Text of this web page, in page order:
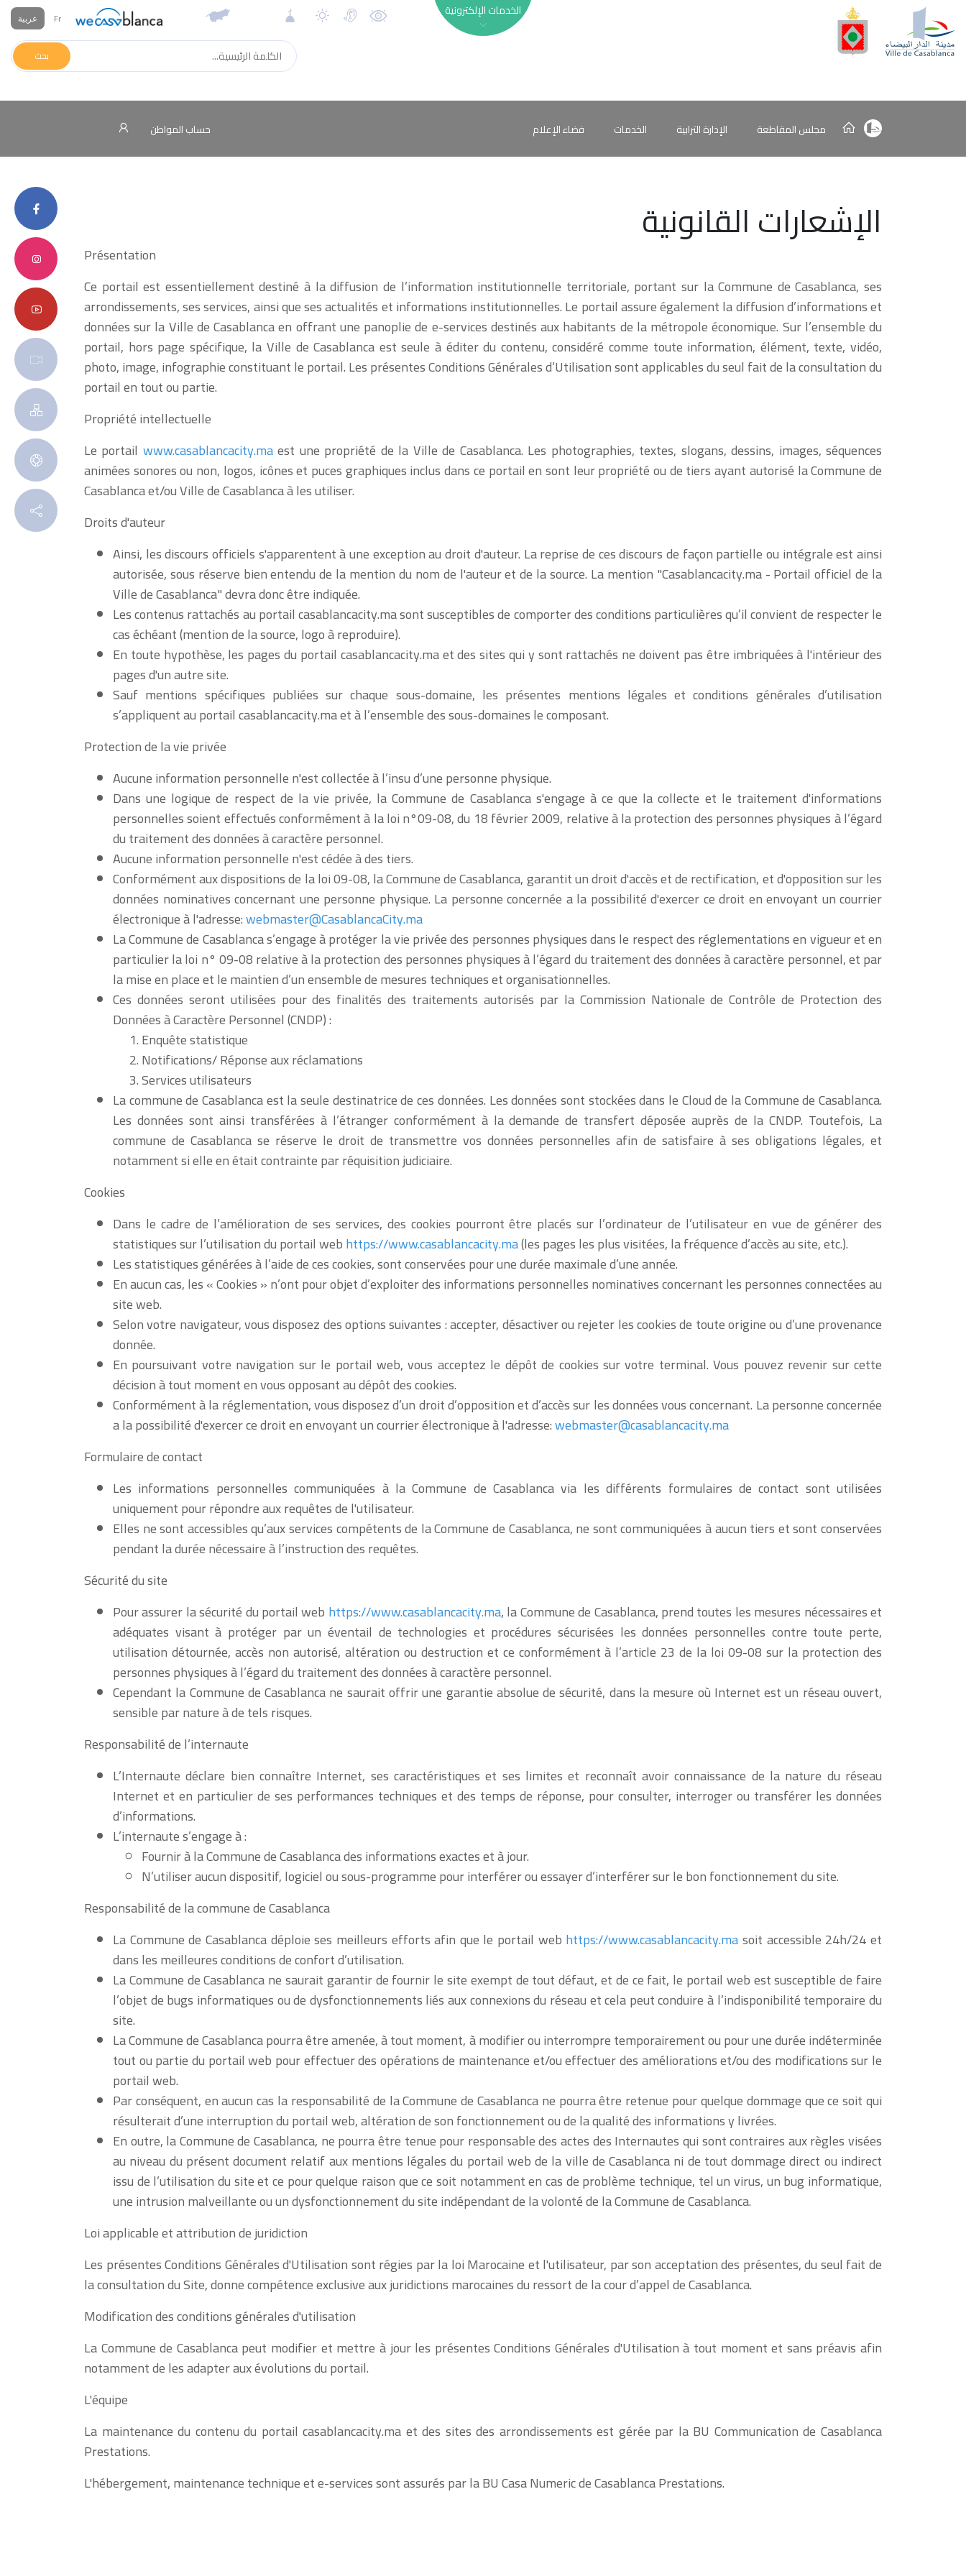
الخدمات الإلكترونية Fr عربية
بحث
مجلس المقاطعة الإدارة الترابية الخدمات فضاء الإعلام حساب المواطن
الإشعارات القانونية
Présentation
Ce portail est essentiellement destiné à la diffusion de l’information institutionnelle territoriale, portant sur la Commune de Casablanca, ses
arrondissements, ses services, ainsi que ses actualités et informations institutionnelles. Le portail assure également la diffusion d’informations et
données sur la Ville de Casablanca en offrant une panoplie de e-services destinés aux habitants de la métropole économique. Sur l’ensemble du
portail, hors page spécifique, la Ville de Casablanca est seule à éditer du contenu, considéré comme toute information, élément, texte, vidéo,
photo, image, infographie constituant le portail. Les présentes Conditions Générales d’Utilisation sont applicables du seul fait de la consultation du
portail en tout ou partie.
Propriété intellectuelle
Le portail www.casablancacity.maest une propriété de la Ville de Casablanca. Les photographies, textes, slogans, dessins, images, séquences
animées sonores ou non, logos, icônes et puces graphiques inclus dans ce portail en sont leur propriété ou de tiers ayant autorisé la Commune de
Casablanca et/ou Ville de Casablanca à les utiliser.
Droits d'auteur
Ainsi, les discours officiels s'apparentent à une exception au droit d'auteur. La reprise de ces discours de façon partielle ou intégrale est ainsi
autorisée, sous réserve bien entendu de la mention du nom de l'auteur et de la source. La mention "Casablancacity.ma - Portail officiel de la
Ville de Casablanca" devra donc être indiquée.
Les contenus rattachés au portail casablancacity.ma sont susceptibles de comporter des conditions particulières qu’il convient de respecter le
cas échéant (mention de la source, logo à reproduire).
En toute hypothèse, les pages du portail casablancacity.ma et des sites qui y sont rattachés ne doivent pas être imbriquées à l'intérieur des
pages d'un autre site.
Sauf mentions spécifiques publiées sur chaque sous-domaine, les présentes mentions légales et conditions générales d’utilisation
s’appliquent au portail casablancacity.ma et à l’ensemble des sous-domaines le composant.
Protection de la vie privée
Aucune information personnelle n'est collectée à l’insu d’une personne physique.
Dans une logique de respect de la vie privée, la Commune de Casablanca s'engage à ce que la collecte et le traitement d'informations
personnelles soient effectués conformément à la loi n°09-08, du 18 février 2009, relative à la protection des personnes physiques à l’égard
du traitement des données à caractère personnel.
Aucune information personnelle n'est cédée à des tiers.
Conformément aux dispositions de la loi 09-08, la Commune de Casablanca, garantit un droit d'accès et de rectification, et d'opposition sur les
données nominatives concernant une personne physique. La personne concernée a la possibilité d'exercer ce droit en envoyant un courrier
électronique à l'adresse:webmaster@CasablancaCity.ma
La Commune de Casablanca s’engage à protéger la vie privée des personnes physiques dans le respect des réglementations en vigueur et en
particulier la loi n° 09-08 relative à la protection des personnes physiques à l’égard du traitement des données à caractère personnel, et par
la mise en place et le maintien d’un ensemble de mesures techniques et organisationnelles.
Ces données seront utilisées pour des finalités des traitements autorisés par la Commission Nationale de Contrôle de Protection des
Données à Caractère Personnel (CNDP) :
Enquête statistique
Notifications/ Réponse aux réclamations
Services utilisateurs
La commune de Casablanca est la seule destinatrice de ces données. Les données sont stockées dans le Cloud de la Commune de Casablanca.
Les données sont ainsi transférées à l’étranger conformément à la demande de transfert déposée auprès de la CNDP. Toutefois, La
commune de Casablanca se réserve le droit de transmettre vos données personnelles afin de satisfaire à ses obligations légales, et
notamment si elle en était contrainte par réquisition judiciaire.
Cookies
Dans le cadre de l’amélioration de ses services, des cookies pourront être placés sur l’ordinateur de l’utilisateur en vue de générer des
statistiques sur l’utilisation du portail webhttps://www.casablancacity.ma(les pages les plus visitées, la fréquence d’accès au site, etc.).
Les statistiques générées à l’aide de ces cookies, sont conservées pour une durée maximale d’une année.
En aucun cas, les « Cookies » n’ont pour objet d’exploiter des informations personnelles nominatives concernant les personnes connectées au
site web.
Selon votre navigateur, vous disposez des options suivantes : accepter, désactiver ou rejeter les cookies de toute origine ou d’une provenance
donnée.
En poursuivant votre navigation sur le portail web, vous acceptez le dépôt de cookies sur votre terminal. Vous pouvez revenir sur cette
décision à tout moment en vous opposant au dépôt des cookies.
Conformément à la réglementation, vous disposez d’un droit d’opposition et d’accès sur les données vous concernant. La personne concernée
a la possibilité d'exercer ce droit en envoyant un courrier électronique à l'adresse:webmaster@casablancacity.ma
Formulaire de contact
Les informations personnelles communiquées à la Commune de Casablanca via les différents formulaires de contact sont utilisées
uniquement pour répondre aux requêtes de l'utilisateur.
Elles ne sont accessibles qu’aux services compétents de la Commune de Casablanca, ne sont communiquées à aucun tiers et sont conservées
pendant la durée nécessaire à l’instruction des requêtes.
Sécurité du site
Pour assurer la sécurité du portail web https://www.casablancacity.ma, la Commune de Casablanca, prend toutes les mesures nécessaires et
adéquates visant à protéger par un éventail de technologies et procédures sécurisées les données personnelles contre toute perte,
utilisation détournée, accès non autorisé, altération ou destruction et ce conformément à l’article 23 de la loi 09-08 sur la protection des
personnes physiques à l’égard du traitement des données à caractère personnel.
Cependant la Commune de Casablanca ne saurait offrir une garantie absolue de sécurité, dans la mesure où Internet est un réseau ouvert,
sensible par nature à de tels risques.
Responsabilité de l’internaute
L’Internaute déclare bien connaître Internet, ses caractéristiques et ses limites et reconnaît avoir connaissance de la nature du réseau
Internet et en particulier de ses performances techniques et des temps de réponse, pour consulter, interroger ou transférer les données
d’informations.
L’internaute s’engage à :
Fournir à la Commune de Casablanca des informations exactes et à jour.
N’utiliser aucun dispositif, logiciel ou sous-programme pour interférer ou essayer d’interférer sur le bon fonctionnement du site.
Responsabilité de la commune de Casablanca
La Commune de Casablanca déploie ses meilleurs efforts afin que le portail web https://www.casablancacity.masoit accessible 24h/24 et
dans les meilleures conditions de confort d’utilisation.
La Commune de Casablanca ne saurait garantir de fournir le site exempt de tout défaut, et de ce fait, le portail web est susceptible de faire
l’objet de bugs informatiques ou de dysfonctionnements liés aux connexions du réseau et cela peut conduire à l’indisponibilité temporaire du
site.
La Commune de Casablanca pourra être amenée, à tout moment, à modifier ou interrompre temporairement ou pour une durée indéterminée
tout ou partie du portail web pour effectuer des opérations de maintenance et/ou effectuer des améliorations et/ou des modifications sur le
portail web.
Par conséquent, en aucun cas la responsabilité de la Commune de Casablanca ne pourra être retenue pour quelque dommage que ce soit qui
résulterait d’une interruption du portail web, altération de son fonctionnement ou de la qualité des informations y livrées.
En outre, la Commune de Casablanca, ne pourra être tenue pour responsable des actes des Internautes qui sont contraires aux règles visées
au niveau du présent document relatif aux mentions légales du portail web de la ville de Casablanca ni de tout dommage direct ou indirect
issu de l’utilisation du site et ce pour quelque raison que ce soit notamment en cas de problème technique, tel un virus, un bug informatique,
une intrusion malveillante ou un dysfonctionnement du site indépendant de la volonté de la Commune de Casablanca.
Loi applicable et attribution de juridiction
Les présentes Conditions Générales d'Utilisation sont régies par la loi Marocaine et l'utilisateur, par son acceptation des présentes, du seul fait de
la consultation du Site, donne compétence exclusive aux juridictions marocaines du ressort de la cour d’appel de Casablanca.
Modification des conditions générales d'utilisation
La Commune de Casablanca peut modifier et mettre à jour les présentes Conditions Générales d'Utilisation à tout moment et sans préavis afin
notamment de les adapter aux évolutions du portail.
L'équipe
La maintenance du contenu du portail casablancacity.ma et des sites des arrondissements est gérée par la BU Communication de Casablanca
Prestations.
L'hébergement,maintenance technique et e-services sont assurés par la BU Casa Numeric de Casablanca Prestations.